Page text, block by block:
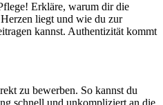
Erkläre, warum dir die
liegt und wie du zur
kannst. Authentizität kommt
zu bewerben. So kannst du